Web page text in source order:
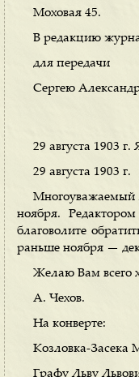
Моховая 45.
В редакцию
для передачи
Сергею
29 августа 1903 г.
29 августа 1903 г.
Многоуважаемый
ноября.
благоволите
раньше ноября —
Желаю Вам всего
А. Чехов.
На конверте:
Козловка-Засека
Графу Льву